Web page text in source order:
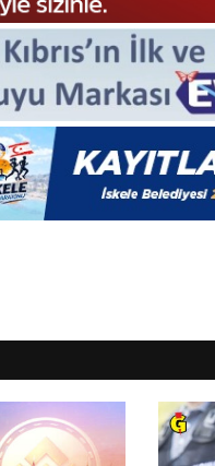
manşetleri
24 Kasım 2025
24 Kasım Pazartesi
Medya manşetleri